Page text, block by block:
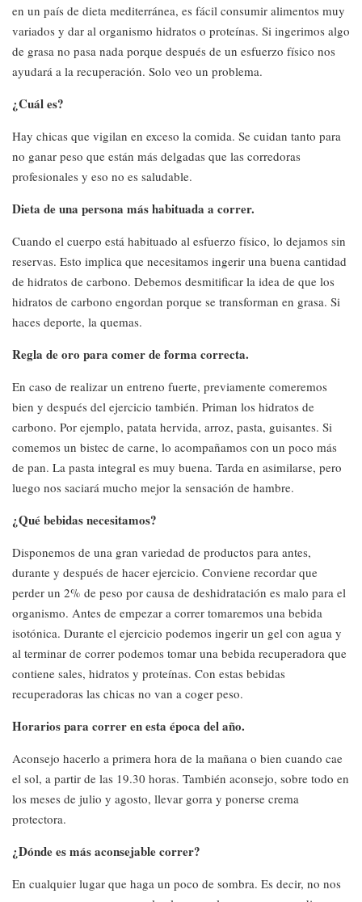
en un país de dieta mediterránea, es fácil consumir alimentos muy
variados y dar al organismo hidratos o proteínas. Si ingerimos algo
de grasa no pasa nada porque después de un esfuerzo físico nos
ayudará a la recuperación. Solo veo un problema.
¿Cuál es?
Hay chicas que vigilan en exceso la comida. Se cuidan tanto para
no ganar peso que están más delgadas que las corredoras
profesionales y eso no es saludable.
Dieta de una persona más habituada a correr.
Cuando el cuerpo está habituado al esfuerzo físico, lo dejamos sin
reservas. Esto implica que necesitamos ingerir una buena cantidad
de hidratos de carbono. Debemos desmitificar la idea de que los
hidratos de carbono engordan porque se transforman en grasa. Si
haces deporte, la quemas.
Regla de oro para comer de forma correcta.
En caso de realizar un entreno fuerte, previamente comeremos
bien y después del ejercicio también. Priman los hidratos de
carbono. Por ejemplo, patata hervida, arroz, pasta, guisantes. Si
comemos un bistec de carne, lo acompañamos con un poco más
de pan. La pasta integral es muy buena. Tarda en asimilarse, pero
luego nos saciará mucho mejor la sensación de hambre.
¿Qué bebidas necesitamos?
Disponemos de una gran variedad de productos para antes,
durante y después de hacer ejercicio. Conviene recordar que
perder un 2% de peso por causa de deshidratación es malo para el
organismo. Antes de empezar a correr tomaremos una bebida
isotónica. Durante el ejercicio podemos ingerir un gel con agua y
al terminar de correr podemos tomar una bebida recuperadora que
contiene sales, hidratos y proteínas. Con estas bebidas
recuperadoras las chicas no van a coger peso.
Horarios para correr en esta época del año.
Aconsejo hacerlo a primera hora de la mañana o bien cuando cae
el sol, a partir de las 19.30 horas. También aconsejo, sobre todo en
los meses de julio y agosto, llevar gorra y ponerse crema
protectora.
¿Dónde es más aconsejable correr?
En cualquier lugar que haga un poco de sombra. Es decir, no nos